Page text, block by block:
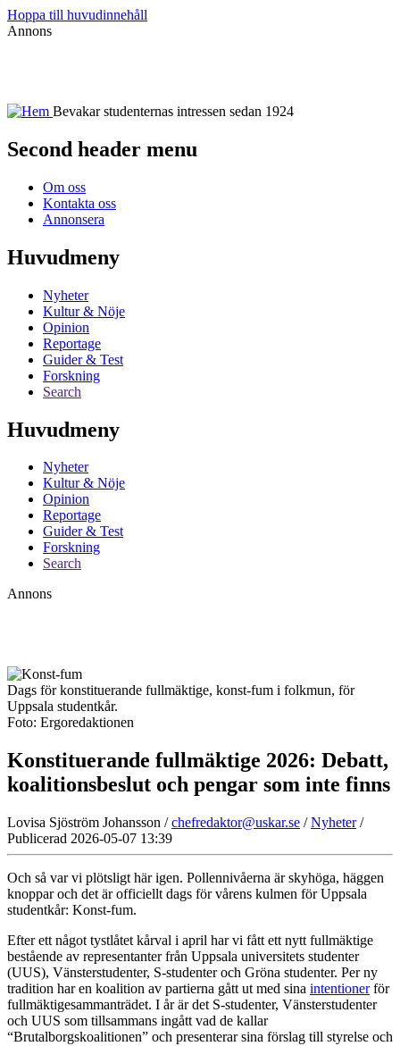
Hoppa till huvudinnehåll
Annons
Bevakar studenternas intressen sedan 1924
Second header menu
Om oss
Kontakta oss
Annonsera
Huvudmeny
Nyheter
Kultur & Nöje
Opinion
Reportage
Guider & Test
Forskning
Search
Huvudmeny
Nyheter
Kultur & Nöje
Opinion
Reportage
Guider & Test
Forskning
Search
Annons
Dags för konstituerande fullmäktige, konst-fum i folkmun, för
Uppsala studentkår.
Foto: Ergoredaktionen
Konstituerande fullmäktige 2026: Debatt,
koalitionsbeslut och pengar som inte finns
Lovisa Sjöström Johansson /chefredaktor@uskar.se /Nyheter/
Publicerad 2026-05-07 13:39
Och så var vi plötsligt här igen. Pollennivåerna är skyhöga, häggen
knoppar och det är officiellt dags för vårens kulmen för Uppsala
studentkår: Konst-fum.
Efter ett något tystlåtet kårval i april har vi fått ett nytt fullmäktige
bestående av representanter från Uppsala universitets studenter
(UUS), Vänsterstudenter, S-studenter och Gröna studenter. Per ny
tradition har en koalition av partierna gått ut med sina intentionerför
fullmäktigesammanträdet. I år är det S-studenter, Vänsterstudenter
och UUS som tillsammans ingått vad de kallar
“Brutalborgskoalitionen” och presenterar sina förslag till styrelse och